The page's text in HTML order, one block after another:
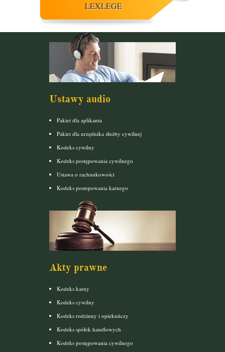
LEXLEGE
Ustawy audio
Pakiet dla aplikanta
Pakiet dla urzędnika służby cywilnej
Kodeks cywilny
Kodeks postępowania cywilnego
Ustawa o rachunkowości
Kodeks postepowania karnego
Akty prawne
Kodeks karny
Kodeks cywilny
Kodeks rodzinny i opiekuńczy
Kodeks spółek handlowych
Kodeks postępowania cywilnego